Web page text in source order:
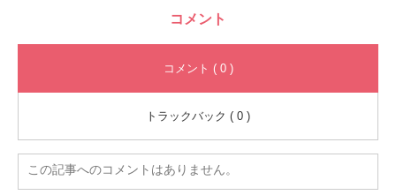
コメント
コメント ( 0 )
トラックバック ( 0 )
この記事へのコメントはありません。